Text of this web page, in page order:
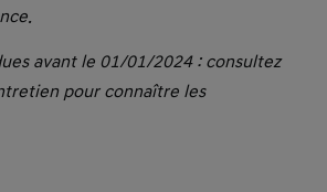
avant le 01/01/2024 : consultez
pour connaître les